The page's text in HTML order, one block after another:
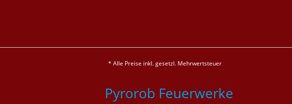
* Alle Preise inkl. gesetzl. Mehrwertsteuer